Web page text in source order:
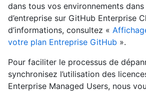
dans tous vos environnements
d’entreprise sur GitHub Enterprise
d’informations, consultez «
votre plan Entreprise GitHub ».
Pour faciliter le processus de
synchronisez l’utilisation des
Enterprise Managed Users, nous